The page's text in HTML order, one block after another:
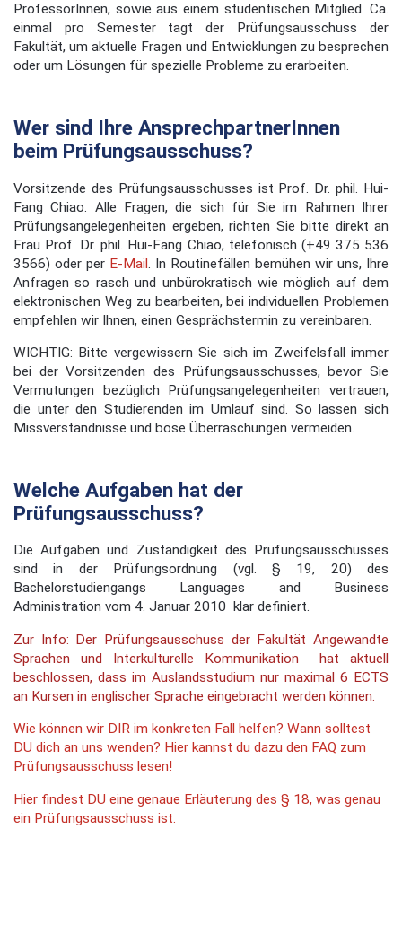
ProfessorInnen, sowie aus einem studentischen Mitglied. Ca.
einmal pro Semester tagt der Prüfungsausschuss der
Fakultät, um aktuelle Fragen und Entwicklungen zu besprechen
oder um Lösungen für spezielle Probleme zu erarbeiten.
Wer sind Ihre AnsprechpartnerInnen
beim Prüfungsausschuss?
Vorsitzende des Prüfungsausschusses ist Prof. Dr. phil. Hui-
Fang Chiao. Alle Fragen, die sich für Sie im Rahmen Ihrer
Prüfungsangelegenheiten ergeben, richten Sie bitte direkt an
Frau Prof. Dr. phil. Hui-Fang Chiao, telefonisch (+49 375 536
3566) oder per E-Mail . In Routinefällen bemühen wir uns, Ihre
Anfragen so rasch und unbürokratisch wie möglich auf dem
elektronischen Weg zu bearbeiten, bei individuellen Problemen
empfehlen wir Ihnen, einen Gesprächstermin zu vereinbaren.
WICHTIG: Bitte vergewissern Sie sich im Zweifelsfall immer
bei der Vorsitzenden des Prüfungsausschusses, bevor Sie
Vermutungen bezüglich Prüfungsangelegenheiten vertrauen,
die unter den Studierenden im Umlauf sind. So lassen sich
Missverständnisse und böse Überraschungen vermeiden.
Welche Aufgaben hat der
Prüfungsausschuss?
Die Aufgaben und Zuständigkeit des Prüfungsausschusses
sind in der Prüfungsordnung (vgl. § 19, 20) des
Bachelorstudiengangs Languages and Business
Administration vom 4. Januar 2010 klar definiert.
Zur Info: Der Prüfungsausschuss der Fakultät Angewandte
Sprachen und Interkulturelle Kommunikation hat aktuell
beschlossen, dass im Auslandsstudium nur maximal 6 ECTS
an Kursen in englischer Sprache eingebracht werden können.
Wie können wir DIR im konkreten Fall helfen? Wann solltest
DU dich an uns wenden? Hier kannst du dazu den FAQ zum
Prüfungsausschuss lesen!
Hier findest DU eine genaue Erläuterung des § 18, was genau
ein Prüfungsausschuss ist.